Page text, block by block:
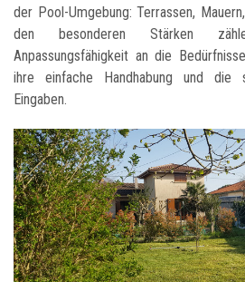
der Pool-Umgebung: Terrassen,
den besonderen Stärken
Anpassungsfähigkeit an die
ihre einfache Handhabung und die
Eingaben.